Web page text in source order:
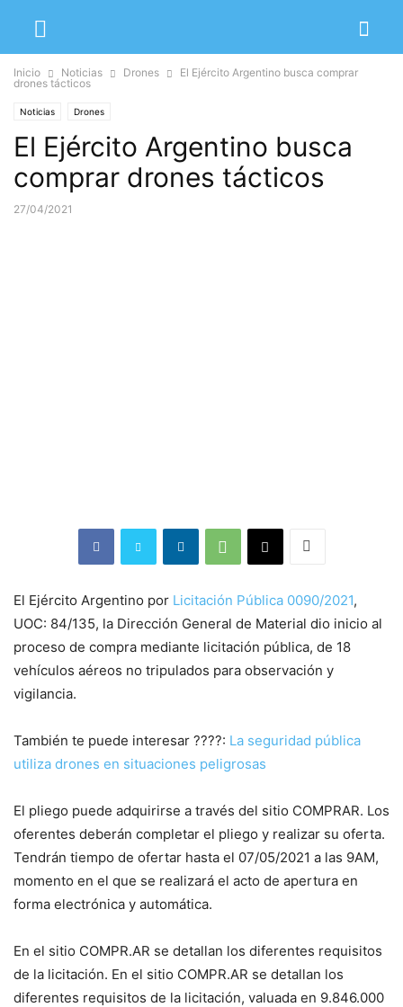
Inicio Noticias Drones
El Ejército Argentino busca comprar
drones tácticos
Noticias Drones
El Ejército Argentino busca
comprar drones tácticos
27/04/2021
El Ejército Argentino por Licitación Pública 0090/2021,
UOC: 84/135, la Dirección General de Material dio inicio al
proceso de compra mediante licitación pública, de 18
vehículos aéreos no tripulados para observación y
vigilancia.
También te puede interesar ????: La seguridad pública
utiliza drones en situaciones peligrosas
El pliego puede adquirirse a través del sitio COMPRAR. Los
oferentes deberán completar el pliego y realizar su oferta.
Tendrán tiempo de ofertar hasta el 07/05/2021 a las 9AM,
momento en el que se realizará el acto de apertura en
forma electrónica y automática.
En el sitio COMPR.AR se detallan los diferentes requisitos
de la licitación. En el sitio COMPR.AR se detallan los
diferentes requisitos de la licitación, valuada en 9.846.000